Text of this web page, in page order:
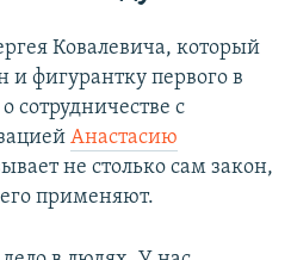
Ковалевича, который
фигурантку первого в
сотрудничестве с
Анастасию
не столько сам закон,
применяют.